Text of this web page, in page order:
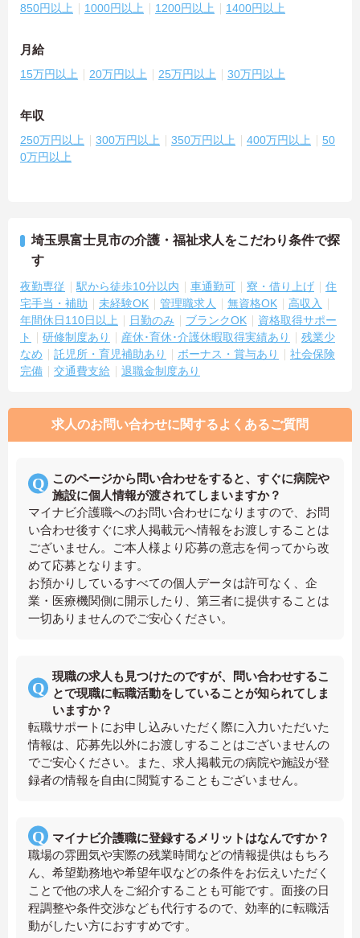
850円以上 1000円以上 1200円以上 1400円以上
月給
15万円以上 20万円以上 25万円以上 30万円以上
年収
250万円以上 300万円以上 350万円以上 400万円以上
50
0万円以上
埼玉県富士見市の介護・福祉求人をこだわり条件で探
す
夜勤専従 駅から徒歩10分以内 車通勤可 寮・借り上げ
住
宅手当・補助
未経験OK 管理職求人 無資格OK
高収入
年間休日110日以上
日勤のみ ブランクOK
資格取得サポー
ト
研修制度あり 産休･育休･介護休暇取得実績あり
残業少
なめ
託児所・育児補助あり ボーナス・賞与あり
社会保険
完備
交通費支給 退職金制度あり
求人のお問い合わせに関するよくあるご質問
このページから問い合わせをすると、すぐに病院や
施設に個人情報が渡されてしまいますか？
マイナビ介護職へのお問い合わせになりますので、お問
い合わせ後すぐに求人掲載元へ情報をお渡しすることは
ございません。ご本人様より応募の意志を伺ってから改
めて応募となります。
お預かりしているすべての個人データは許可なく、企
業・医療機関側に開示したり、第三者に提供することは
一切ありませんのでご安心ください。
現職の求人も見つけたのですが、問い合わせするこ
とで現職に転職活動をしていることが知られてしま
いますか？
転職サポートにお申し込みいただく際に入力いただいた
情報は、応募先以外にお渡しすることはございませんの
でご安心ください。また、求人掲載元の病院や施設が登
録者の情報を自由に閲覧することもございません。
マイナビ介護職に登録するメリットはなんですか？
職場の雰囲気や実際の残業時間などの情報提供はもちろ
ん、希望勤務地や希望年収などの条件をお伝えいただく
ことで他の求人をご紹介することも可能です。面接の日
程調整や条件交渉なども代行するので、効率的に転職活
動がしたい方におすすめです。